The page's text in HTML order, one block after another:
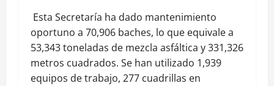
Esta Secretaría ha dado mantenimiento
oportuno a 70,906 baches, lo que equivale a
53,343 toneladas de mezcla asfáltica y 331,326
metros cuadrados. Se han utilizado 1,939
equipos de trabajo, 277 cuadrillas en